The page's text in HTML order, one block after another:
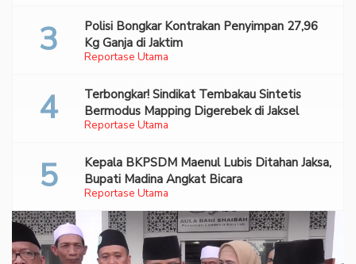
Reportase Utama
Polisi Bongkar Kontrakan Penyimpan 27,96
Kg Ganja di Jaktim
Reportase Utama
Terbongkar! Sindikat Tembakau Sintetis
Bermodus Mapping Digerebek di Jaksel
Reportase Utama
Kepala BKPSDM Maenul Lubis Ditahan Jaksa,
Bupati Madina Angkat Bicara